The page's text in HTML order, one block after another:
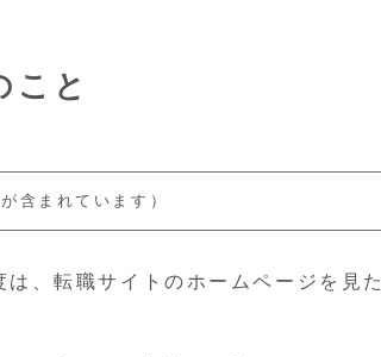
こと
含まれています）
、転職サイトのホームページを見た